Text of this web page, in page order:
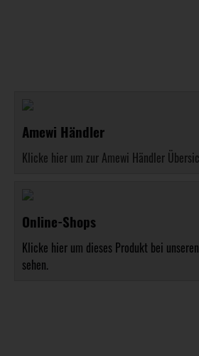
Amewi Händler
Klicke hier um zur Amewi Händler
Online-Shops
Klicke hier um dieses Produkt bei
sehen.